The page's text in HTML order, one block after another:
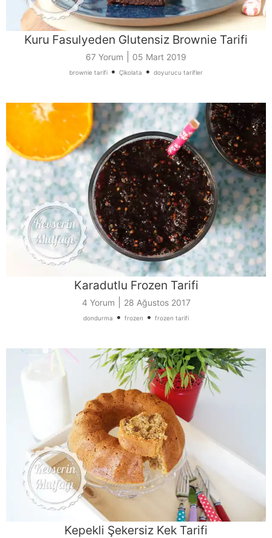
Kuru Fasulyeden Glutensiz Brownie Tarifi
67 Yorum 05 Mart 2019
brownie tarifi • Çikolata • doyurucu tarifler
Karadutlu Frozen Tarifi
4 Yorum 28 Ağustos 2017
dondurma • frozen • frozen tarifi
Kepekli Şekersiz Kek Tarifi